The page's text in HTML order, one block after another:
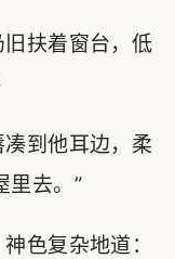
扶着窗台，低
到他耳边，柔
里去。”
色复杂地道：